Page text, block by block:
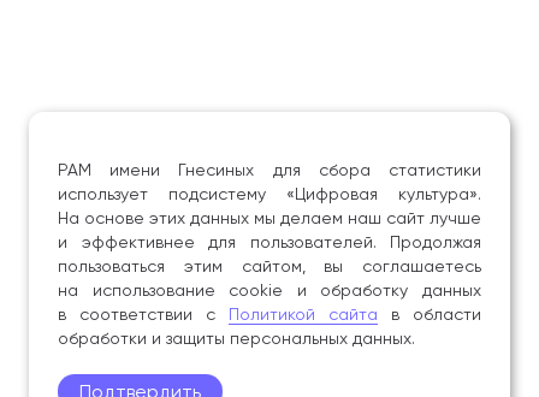
РАМ имени Гнесиных для сбора статистики
использует подсистему «Цифровая культура».
На основе этих данных мы делаем наш сайт лучше
и эффективнее для пользователей. Продолжая
пользоваться этим сайтом, вы соглашаетесь
на использование cookie и обработку данных
в соответствии с Политикой сайта в области
обработки и защиты персональных данных.
Подтвердить